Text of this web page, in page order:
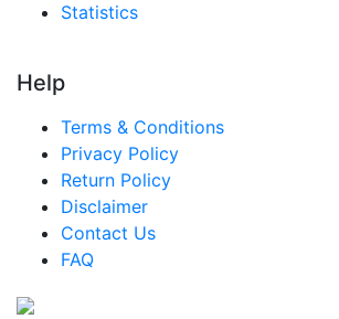
サウジアラビア 都市農業市場
ナイジェリア 都市農業市場
トルコ 都市農業市場
中南米 都市農業市場
ブラジル 都市農業市場
Statistics
Help
Terms & Conditions
Privacy Policy
Return Policy
Disclaimer
Contact Us
FAQ